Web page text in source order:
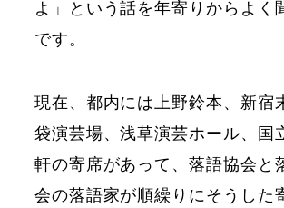
よ」という話を年寄りからよく
です。
現在、都内には上野鈴本、新宿
袋演芸場、浅草演芸ホール、国
軒の寄席があって、落語協会と
会の落語家が順繰りにそうした